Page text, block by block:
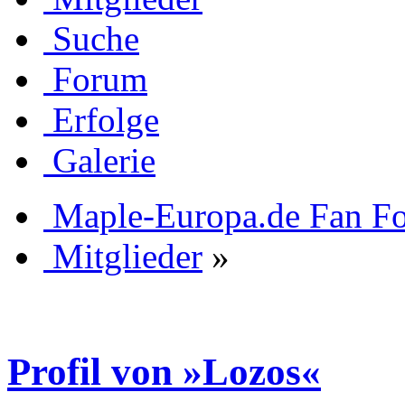
Suche
Forum
Erfolge
Galerie
Maple-Europa.de Fan
Mitglieder »
Profil von »Lozos«